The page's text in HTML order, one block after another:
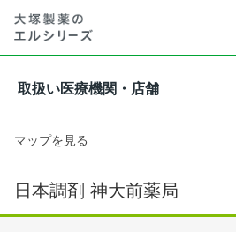
取扱い医療機関・店舗
マップを見る
日本調剤 神大前薬局